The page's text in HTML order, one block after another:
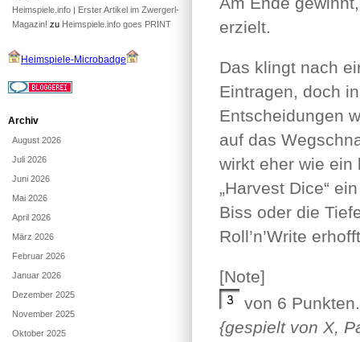
erzielt.
Das klingt nach
Eintragen, doch
Entscheidungen
auf das
wirkt eher wie ein
„Harvest Dice“
Biss oder die
Roll’n’Write
[Note]
von 6 Punkten.
{gespielt von X,
Heimspiele.info | Erster Artikel im Zwergerl-
Magazin! zu Heimspiele.info goes PRINT
Heimspiele-Microbadge
Archiv
August 2026
Juli 2026
Juni 2026
Mai 2026
April 2026
März 2026
Februar 2026
Januar 2026
Dezember 2025
November 2025
Oktober 2025